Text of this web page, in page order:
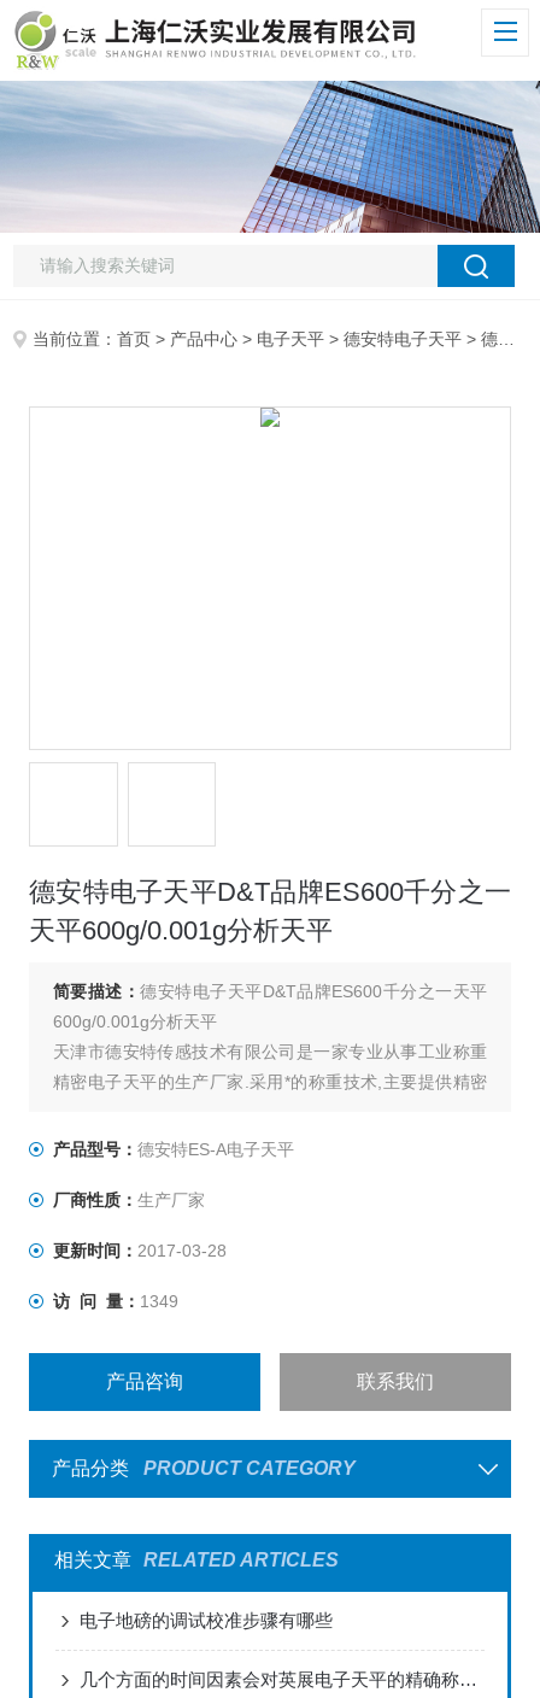
当前位置：首页 > 产品中心 > 电子天平 >德安特电子天平 > 德安特ES-A电子天平德安特电子天平D&T品牌ES600千分之一天平600g/0.001g分析天平
德安特电子天平D&T品牌ES600千分之一
天平600g/0.001g分析天平
简要描述：德安特电子天平D&T品牌ES600千分之一天平
600g/0.001g分析天平
天津市德安特传感技术有限公司是一家专业从事工业称重
精密电子天平的生产厂家.采用*的称重技术,主要提供精密
生产提供全套的称重解决方案.德安特精密电子天平系列采
稳定、多功能等特点。
产品型号： 德安特ES-A电子天平
厂商性质： 生产厂家
更新时间： 2017-03-28
访 问 量： 1349
产品咨询 联系我们
产品分类 PRODUCT CATEGORY
相关文章 RELATED ARTICLES
电子地磅的调试校准步骤有哪些
几个方面的时间因素会对英展电子天平的精确称量造成影响